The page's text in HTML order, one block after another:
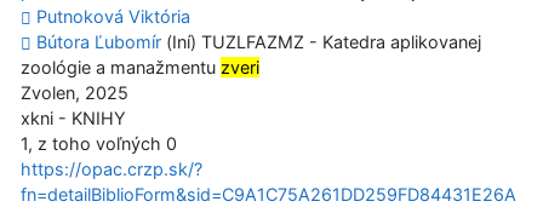
Putnoková Viktória
Bútora Ľubomír (Iní) TUZLFAZMZ - Katedra aplikovanej
zoológie a manažmentu zveri
Zvolen, 2025
xkni - KNIHY
1, z toho voľných 0
https://opac.crzp.sk/?
fn=detailBiblioForm&sid=C9A1C75A261DD259FD84431E26A